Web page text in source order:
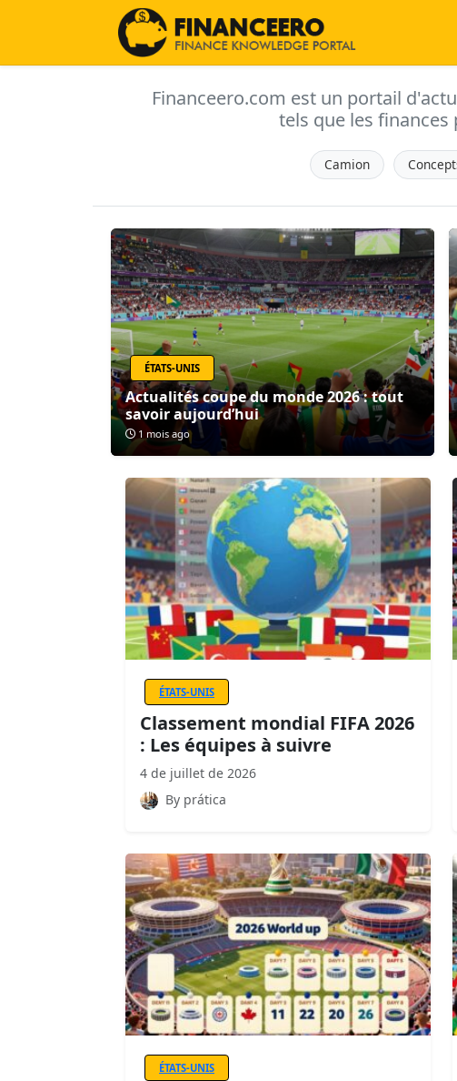
Financeero.com est un portail
tels que les
Camion
ÉTATS-UNIS
Actualités coupe du monde 2026 : tout
savoir aujourd’hui
1 mois ago
ÉTATS-UNIS
Classement mondial FIFA 2026
: Les équipes à suivre
4 de juillet de 2026
By prática
ÉTATS-UNIS